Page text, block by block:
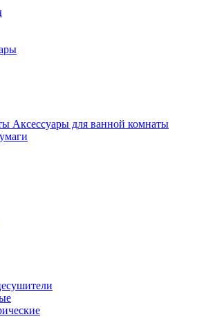
Аксессуары для ванной комнаты